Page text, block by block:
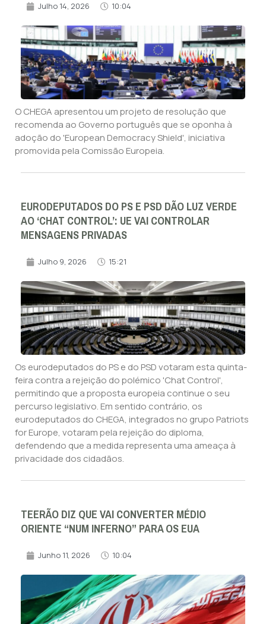
Julho 14, 2026 10:04
O CHEGA apresentou um projeto de resolução que
recomenda ao Governo português que se oponha à
adoção do 'European Democracy Shield', iniciativa
promovida pela Comissão Europeia.
EURODEPUTADOS DO PS E PSD DÃO LUZ VERDE
AO ‘CHAT CONTROL’: UE VAI CONTROLAR
MENSAGENS PRIVADAS
Julho 9, 2026 15:21
Os eurodeputados do PS e do PSD votaram esta quinta-
feira contra a rejeição do polémico 'Chat Control',
permitindo que a proposta europeia continue o seu
percurso legislativo. Em sentido contrário, os
eurodeputados do CHEGA, integrados no grupo Patriots
for Europe, votaram pela rejeição do diploma,
defendendo que a medida representa uma ameaça à
privacidade dos cidadãos.
TEERÃO DIZ QUE VAI CONVERTER MÉDIO
ORIENTE “NUM INFERNO” PARA OS EUA
Junho 11, 2026 10:04